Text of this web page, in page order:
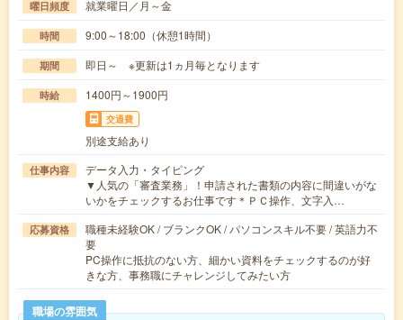
曜日頻度 就業曜日／月～金
時間 9:00～18:00（休憩1時間）
期間 即日～ ※更新は1ヵ月毎となります
時給 1400円～1900円
交通費
別途支給あり
仕事内容
データ入力・タイピング
▼人気の「審査業務」！申請された書類の内容に間違いがな
いかをチェックするお仕事です＊ＰＣ操作、文字入…
応募資格
職種未経験OK / ブランクOK / パソコンスキル不要 / 英語力不
要
PC操作に抵抗のない方、細かい資料をチェックするのが好
きな方、事務職にチャレンジしてみたい方
職場の雰囲気